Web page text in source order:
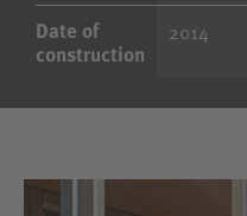
Date of
construction
2014